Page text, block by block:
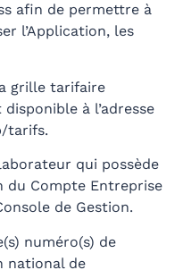
afin de permettre à
l’Application, les
grille tarifaire
à l’adresse
tarifs.
qui possède
du Compte Entreprise
de Gestion.
numéro(s) de
national de